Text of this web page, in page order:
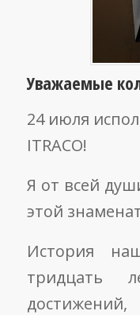
Уважаемые
24 июля
ITRACO!
Я от всей
этой
История
тридцать